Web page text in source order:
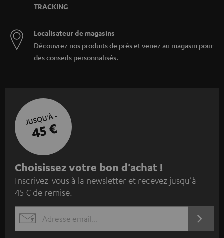
TRACKING
Localisateur de magasins
Découvrez nos produits de près et venez au magasin pour
des conseils personnalisés.
JUSQU'À -
45 €
I
n
s
c
Choisissez votre bon d'achat !
Inscrivez-vous à la newsletter et recevez jusqu'à
45 € de remise.
EMAIL